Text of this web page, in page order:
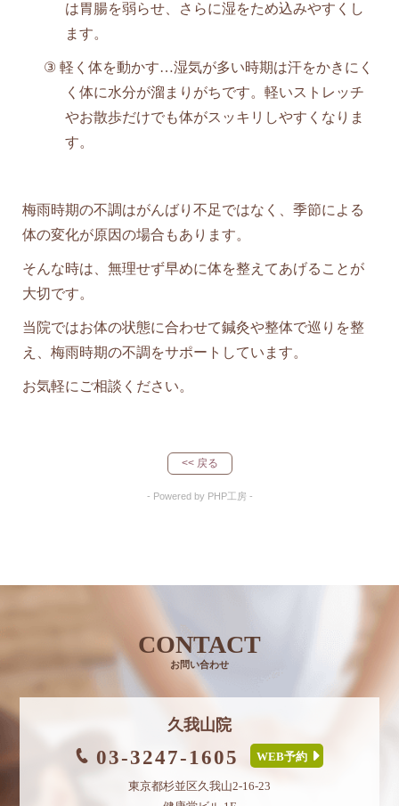
は胃腸を弱らせ、さらに湿をため込みやすくし
ます。
③ 軽く体を動かす…湿気が多い時期は汗をかきにく
く体に水分が溜まりがちです。軽いストレッチ
やお散歩だけでも体がスッキリしやすくなりま
す。
梅雨時期の不調はがんばり不足ではなく、季節による
体の変化が原因の場合もあります。
そんな時は、無理せず早めに体を整えてあげることが
大切です。
当院ではお体の状態に合わせて鍼灸や整体で巡りを整
え、梅雨時期の不調をサポートしています。
お気軽にご相談ください。
<< 戻る
- Powered by PHP工房 -
CONTACT
お問い合わせ
久我山院
03-3247-1605 WEB予約
東京都杉並区久我山2-16-23